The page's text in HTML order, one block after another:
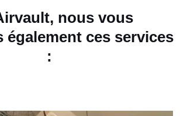
nous vous
également ces services
: